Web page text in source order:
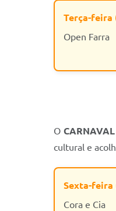
Terça-feira
Open Farra
O
cultural e
Sexta-feira
Cora e Cia